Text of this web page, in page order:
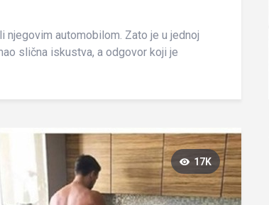
njegovim automobilom. Zato je u jednoj
slična iskustva, a odgovor koji je
17K